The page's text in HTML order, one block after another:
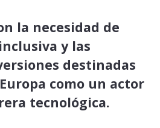
la necesidad de
y las
destinadas
como un actor
tecnológica.